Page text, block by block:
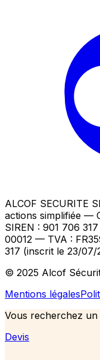
ALCOF SECURITE
actions simplifiée —
SIREN : 901 706
00012 — TVA :
317 (inscrit le 23/07/
© 2025 Alcof
Mentions légales
Vous recherchez
Devis